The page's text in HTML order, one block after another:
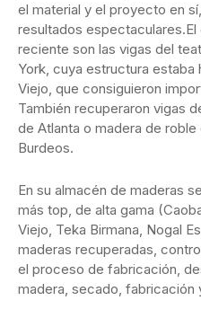
el material y el proyecto en
resultados
reciente son las vigas del
York, cuya estructura
Viejo, que consiguieron
También recuperaron vigas
de Atlanta o madera de
Burdeos.
En su almacén de maderas
más top, de alta gama
Viejo, Teka Birmana, Nogal
maderas recuperadas,
el proceso de fabricación,
madera, secado, fabricación